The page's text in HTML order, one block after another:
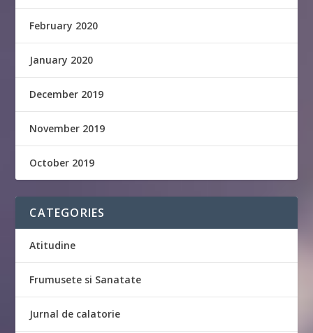
February 2020
January 2020
December 2019
November 2019
October 2019
CATEGORIES
Atitudine
Frumusete si Sanatate
Jurnal de calatorie